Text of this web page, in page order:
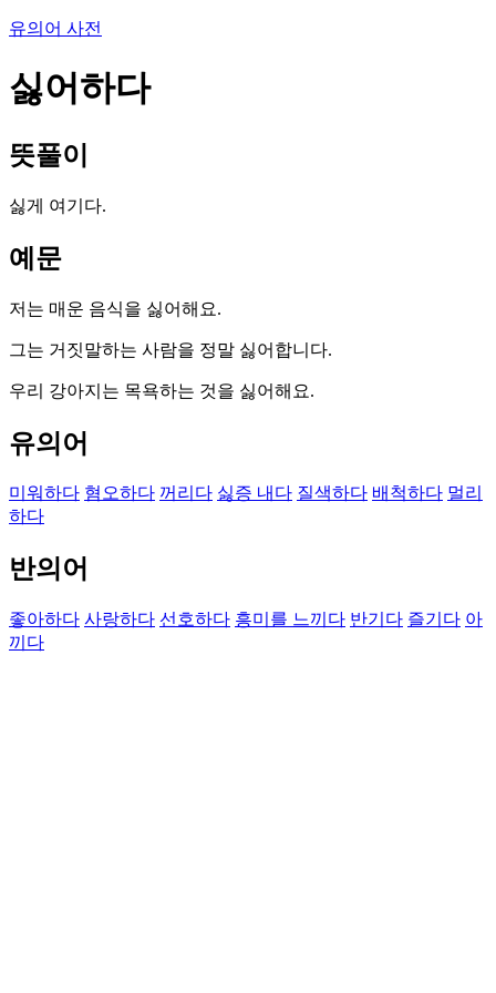
유의어 사전
싫어하다
뜻풀이
싫게 여기다.
예문
저는 매운 음식을 싫어해요.
그는 거짓말하는 사람을 정말 싫어합니다.
우리 강아지는 목욕하는 것을 싫어해요.
유의어
미워하다 혐오하다 꺼리다 싫증 내다 질색하다 배척하다 멀리
하다
반의어
좋아하다 사랑하다 선호하다 흥미를 느끼다 반기다 즐기다 아
끼다